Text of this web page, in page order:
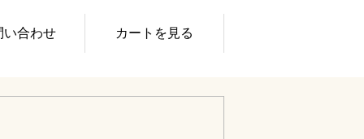
い合わせ カートを見る